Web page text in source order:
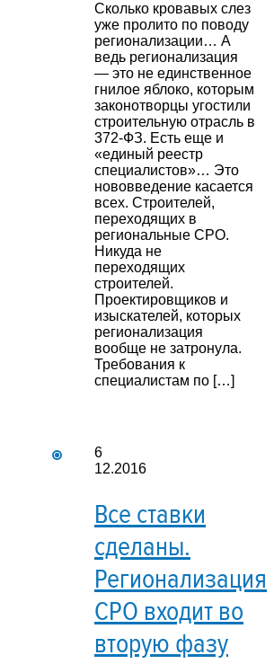
Сколько кровавых слез
уже пролито по поводу
регионализации… А
ведь регионализация
— это не единственное
гнилое яблоко, которым
законотворцы угостили
строительную отрасль в
372-ФЗ. Есть еще и
«единый реестр
специалистов»… Это
нововведение касается
всех. Строителей,
переходящих в
региональные СРО.
Никуда не
переходящих
строителей.
Проектировщиков и
изыскателей, которых
регионализация
вообще не затронула.
Требования к
специалистам по […]
6
12.2016
Все ставки
сделаны.
Регионализация
СРО входит во
вторую фазу